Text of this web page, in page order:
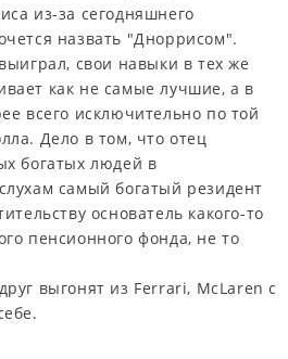
из-за сегодняшнего
назвать "Дноррисом".
свои навыки в тех же
как не самые лучшие, а в
всего исключительно по той
Дело в том, что отец
богатых людей в
самый богатый резидент
основатель какого-то
пенсионного фонда, не то
выгонят из Ferrari, McLaren с